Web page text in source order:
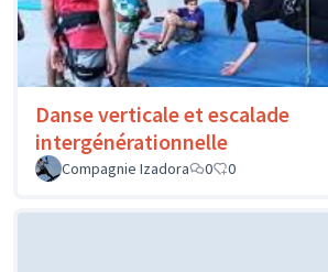
Danse verticale et escalade
intergénérationnelle
Compagnie Izadora
0 0